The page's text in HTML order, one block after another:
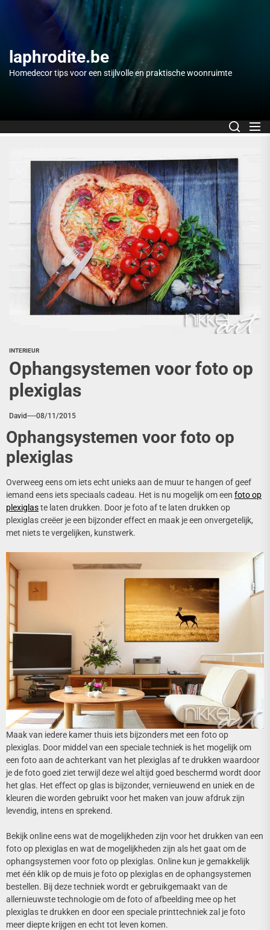
content
laphrodite.be
Homedecor tips voor een stijlvolle en praktische woonruimte
INTERIEUR
Ophangsystemen voor foto op
plexiglas
David 08/11/2015
Ophangsystemen voor foto op
plexiglas
Overweeg eens om iets echt unieks aan de muur te hangen of geef
iemand eens iets speciaals cadeau. Het is nu mogelijk om een foto op
plexiglaste laten drukken. Door je foto af te laten drukken op
plexiglas creëer je een bijzonder effect en maak je een onvergetelijk,
met niets te vergelijken, kunstwerk.
Maak van iedere kamer thuis iets bijzonders met een foto op
plexiglas. Door middel van een speciale techniek is het mogelijk om
een foto aan de achterkant van het plexiglas af te drukken waardoor
je de foto goed ziet terwijl deze wel altijd goed beschermd wordt door
het glas. Het effect op glas is bijzonder, vernieuwend en uniek en de
kleuren die worden gebruikt voor het maken van jouw afdruk zijn
levendig, intens en sprekend.
Bekijk online eens wat de mogelijkheden zijn voor het drukken van een
foto op plexiglas en wat de mogelijkheden zijn als het gaat om de
ophangsystemen voor foto op plexiglas. Online kun je gemakkelijk
met één klik op de muis je foto op plexiglas en de ophangsystemen
bestellen. Bij deze techniek wordt er gebruikgemaakt van de
allernieuwste technologie om de foto of afbeelding mee op het
plexiglas te drukken en door een speciale printtechniek zal je foto
meer diepte krijgen en echt tot leven komen.